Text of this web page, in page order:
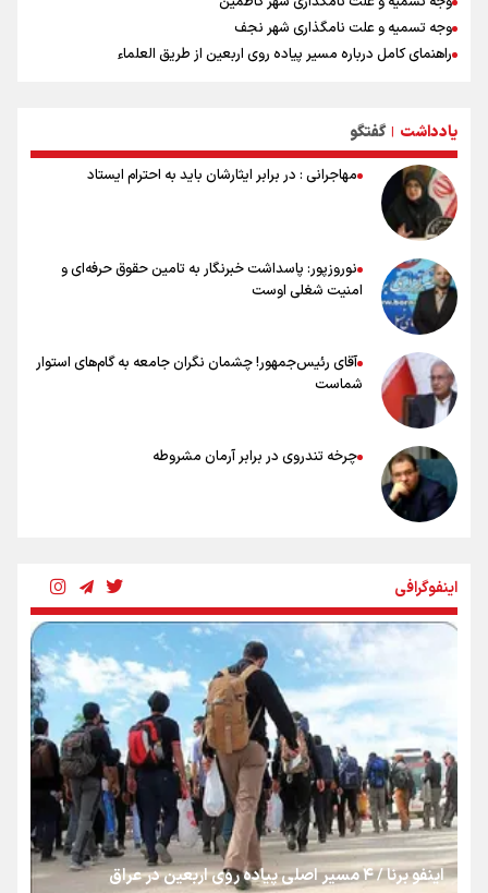
وجه تسمیه و علت نامگذاری شهر نجف
راهنمای کامل درباره مسیر پیاده روی اربعین از طریق العلماء
بهترین موکب‌های ایرانی در پیاده روی اربعین ۱۴۰۵
یادداشت | گفتگو
مهاجرانی : در برابر ایثارشان باید به احترام ایستاد
نوروزپور: پاسداشت خبرنگار به تامین حقوق حرفه‌ای و
امنیت شغلی اوست
آقای رئیس‌جمهور! چشمان نگران جامعه به گام‌های استوار
شماست
چرخه تندروی در برابر آرمان مشروطه
«هورامان»؛ میراثی که جهان را شیفته کرد
شکستگیِ بزرگ؛ روایتِ یک استخوان، یک نسل، یک توهم!
رسانه ملی و حق مردم برای شنیدن صدای رئیس‌جمهوری
اینفوگرافی
اینفو برنا / ۴ مسیر اصلی پیاده روی اربعین در عراق